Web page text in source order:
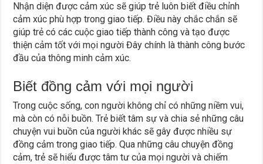
Nhận diện được cảm xúc sẽ giúp trẻ luôn biết điều chỉnh
cảm xúc phù hợp trong giao tiếp. Điều này chắc chắn sẽ
giúp trẻ có các cuộc giao tiếp thành công và tạo được
thiện cảm tốt với mọi người Đây chính là thành công bước
đầu của thông minh cảm xúc.
Biết đồng cảm với mọi người
Trong cuộc sống, con người không chỉ có những niềm vui,
mà còn có nỗi buồn. Trẻ biết tâm sự và chia sẻ những câu
chuyện vui buồn của người khác sẽ gây được nhiều sự
đồng cảm trong giao tiếp. Qua những câu chuyện đồng
cảm, trẻ sẽ hiểu được tâm tư của mọi người và chiếm